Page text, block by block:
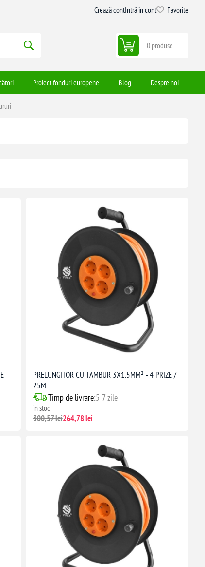
Crează contIntră în cont Favorite
0 produse
Proiect fonduri europene Blog Despre noi
PRELUNGITOR CU TAMBUR 3X1.5MM² - 4 PRIZE /
25M
Timp de livrare:5-7 zile
în stoc
300,57 lei264,78 lei